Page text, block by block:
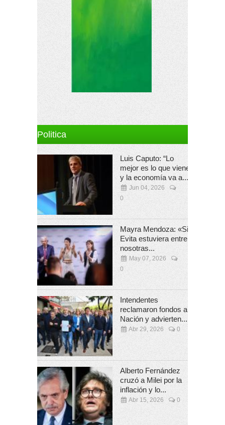
Politica
Luis Caputo: “Lo
mejor es lo que viene
y la economía va a...
Jun 04, 2026
0
Mayra Mendoza: «Si
Evita estuviera entre
nosotras...
May 07, 2026
0
Intendentes
reclamaron fondos a
Nación y advierten...
Abr 29, 2026 0
Alberto Fernández
cruzó a Milei por la
inflación y lo...
Abr 15, 2026 0